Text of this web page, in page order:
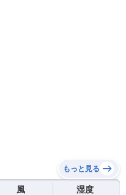
もっと見る
風 湿度